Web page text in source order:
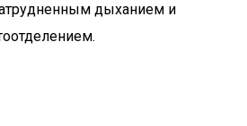
дыханием и